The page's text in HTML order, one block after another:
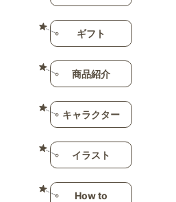
ギフト
商品紹介
キャラクター
イラスト
How to